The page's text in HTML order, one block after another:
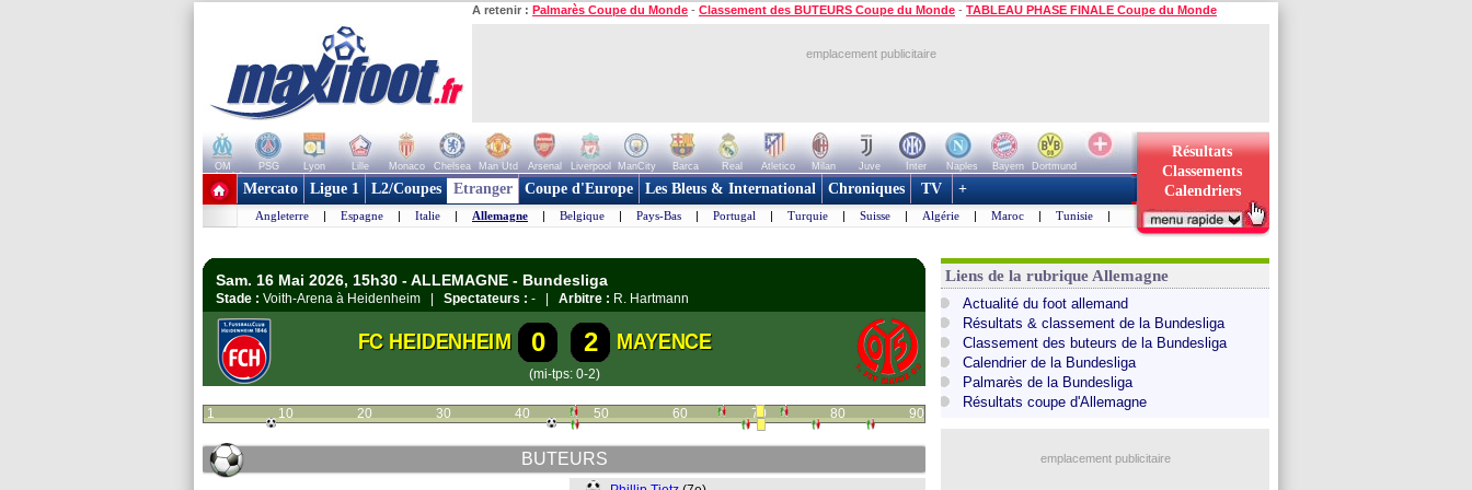
A retenir : Palmarès Coupe du Monde - Classement des BUTEURS Coupe du Monde - TABLEAU PHASE FINALE Coupe du Monde
emplacement publicitaire
OM PSG Lyon Lille Monaco Chelsea Man Utd Arsenal Liverpool ManCity Barca Real Atletico Milan Juve Inter Naples Bayern
Dortmund
+ de clubs
Résultats
Classements
Calendriers
Mercato Ligue 1 L2/Coupes Etranger Coupe d'Europe Les Bleus & International Chroniques TV +
Angleterre | Espagne | Italie | Allemagne | Belgique | Pays-Bas | Portugal | Turquie | Suisse | Algérie | Maroc | Tunisie |
Sam. 16 Mai 2026, 15h30 - ALLEMAGNE - Bundesliga
Stade : Voith-Arena à Heidenheim | Spectateurs : - | Arbitre : R. Hartmann
FC HEIDENHEIM 0 2 MAYENCE
(mi-tps: 0-2)
1 10 20 30 40 50 60 70 80 90
BUTEURS
Liens de la rubrique Allemagne
Actualité du foot allemand
Résultats & classement de la Bundesliga
Classement des buteurs de la Bundesliga
Calendrier de la Bundesliga
Palmarès de la Bundesliga
Résultats coupe d'Allemagne
emplacement publicitaire